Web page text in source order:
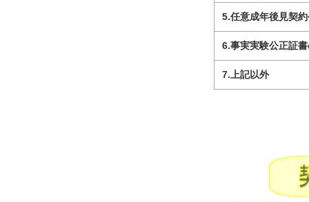
5.任意成年後見契
6.事実実験公正証
7.上記以外